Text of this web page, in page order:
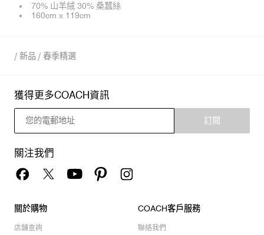
70% 山羊絨 30% 桑蠶絲
160cm x 119cm
/ 新品 / 春季精選
獲得更多COACH資訊
訂閱
關注我們
關於購物
店舖查詢
COACH客戶服務
聯絡我們